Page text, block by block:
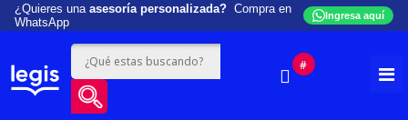
¿Quieres una asesoría personalizada? Compra en
WhatsApp
Ingresa aquí
#